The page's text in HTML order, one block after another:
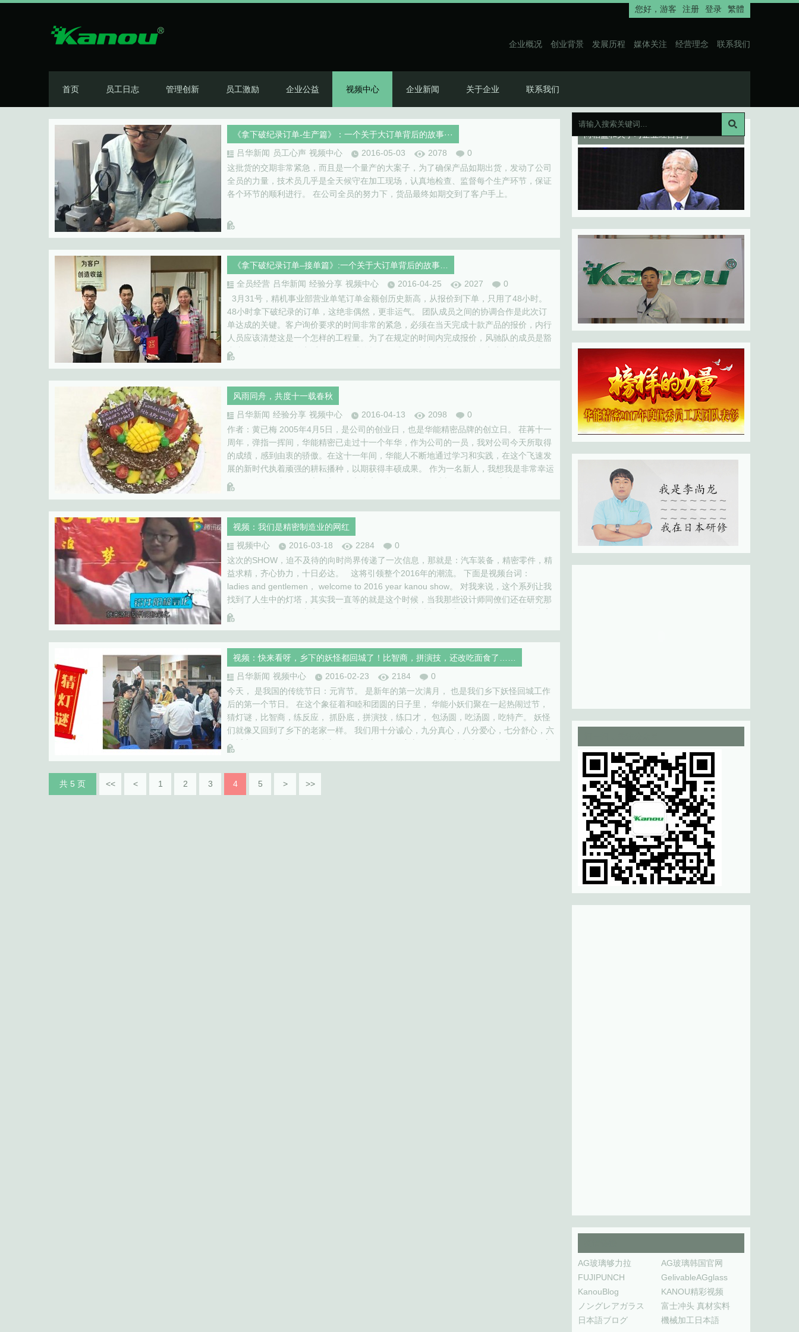
您好， 游客 注册 登录 繁體
企业概况 创业背景 发展历程 媒体关注 经营理念 联系我们
首页 员工日志 管理创新 员工激励 企业公益 视频中心 企业新闻 关于企业 联系我们
《拿下破纪录订单-生产篇》：一个关于大订单背后的故事···
吕华新闻 员工心声 视频中心 2016-05-03 2078
0
这批货的交期非常紧急，而且是一个量产的大案子，为了确保产品如期出货，发动了公司
全员的力量，技术员几乎是全天候守在加工现场，认真地检查、监督每个生产环节，保证
各个环节的顺利进行。 在公司全员的努力下，货品最终如期交到了客户手上。
《拿下破纪录订单–接单篇》:一个关于大订单背后的故事…
全员经营 吕华新闻 经验分享 视频中心 2016-04-25 2027
0
3月31号，精机事业部营业单笔订单金额创历史新高，从报价到下单，只用了48小时。
48小时拿下破纪录的订单，这绝非偶然，更非运气。 团队成员之间的协调合作是此次订
单达成的关键。客户询价要求的时间非常的紧急，必须在当天完成十款产品的报价，内行
人员应该清楚这是一个怎样的工程量。为了在规定的时间内完成报价，风驰队的成员是豁
出去了。出差在外的电话不停，面试的暂停面试，一切都是为了能够急客户之所急。当
风雨同舟，共度十一载春秋
吕华新闻 经验分享 视频中心 2016-04-13 2098
0
作者：黄已梅 2005年4月5日，是公司的创业日，也是华能精密品牌的创立日。 荏苒十一
周年，弹指一挥间，华能精密已走过十一个年华，作为公司的一员，我对公司今天所取得
的成绩，感到由衷的骄傲。在这十一年间，华能人不断地通过学习和实践，在这个飞速发
展的新时代执着顽强的耕耘播种，以期获得丰硕成果。 作为一名新人，我想我是非常幸运
的。在公司的十一周年之际入职，和大家一起见证公司的成长。 虽然没有盛大的party，
视频：我们是精密制造业的网红
视频中心
2016-03-18 2284
0
这次的SHOW，迫不及待的向时尚界传递了一次信息，那就是：汽车装备，精密零件，精
益求精，齐心协力，十日必达。 这将引领整个2016年的潮流。 下面是视频台词：
ladies and gentlemen， welcome to 2016 year kanou show。 对我来说，这个系列让我
找到了人生中的灯塔，其实我一直等的就是这个时候，当我那些设计师同僚们还在研究那
些华而不实的后现代主义风格时，我们风驰队尝试让时尚回归它本身的意义，那就是为客
视频：快来看呀，乡下的妖怪都回城了！比智商，拼演技，还改吃面食了……
吕华新闻 视频中心 2016-02-23 2184
0
今天， 是我国的传统节日：元宵节。 是新年的第一次满月， 也是我们乡下妖怪回城工作
后的第一个节日。 在这个象征着和睦和团圆的日子里， 华能小妖们聚在一起热闹过节，
猜灯谜，比智商，练反应， 抓卧底，拼演技，练口才， 包汤圆，吃汤圆，吃特产。 妖怪
们就像又回到了乡下的老家一样。 我们用十分诚心，九分真心，八分爱心，七分舒心，六
分适心，五分开心，四分小心，三分用心，二分童心，一分尽心煮碗汤圆送给你，祝元宵
共 5 页 << < 1 2 3 4 5 > >>
向稻盛和夫学习企业经营哲学
AG玻璃够力拉
AG玻璃韩国官网
FUJIPUNCH
GelivableAGglass
KanouBlog
KANOU精彩视频
ノングレアガラス
富士冲头 真材实料
日本語ブログ
機械加工日本語